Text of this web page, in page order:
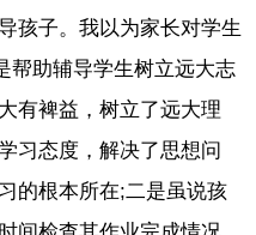
孩子。我以为家长对学生
帮助辅导学生树立远大志
有裨益，树立了远大理
习态度，解决了思想问
的根本所在;二是虽说孩